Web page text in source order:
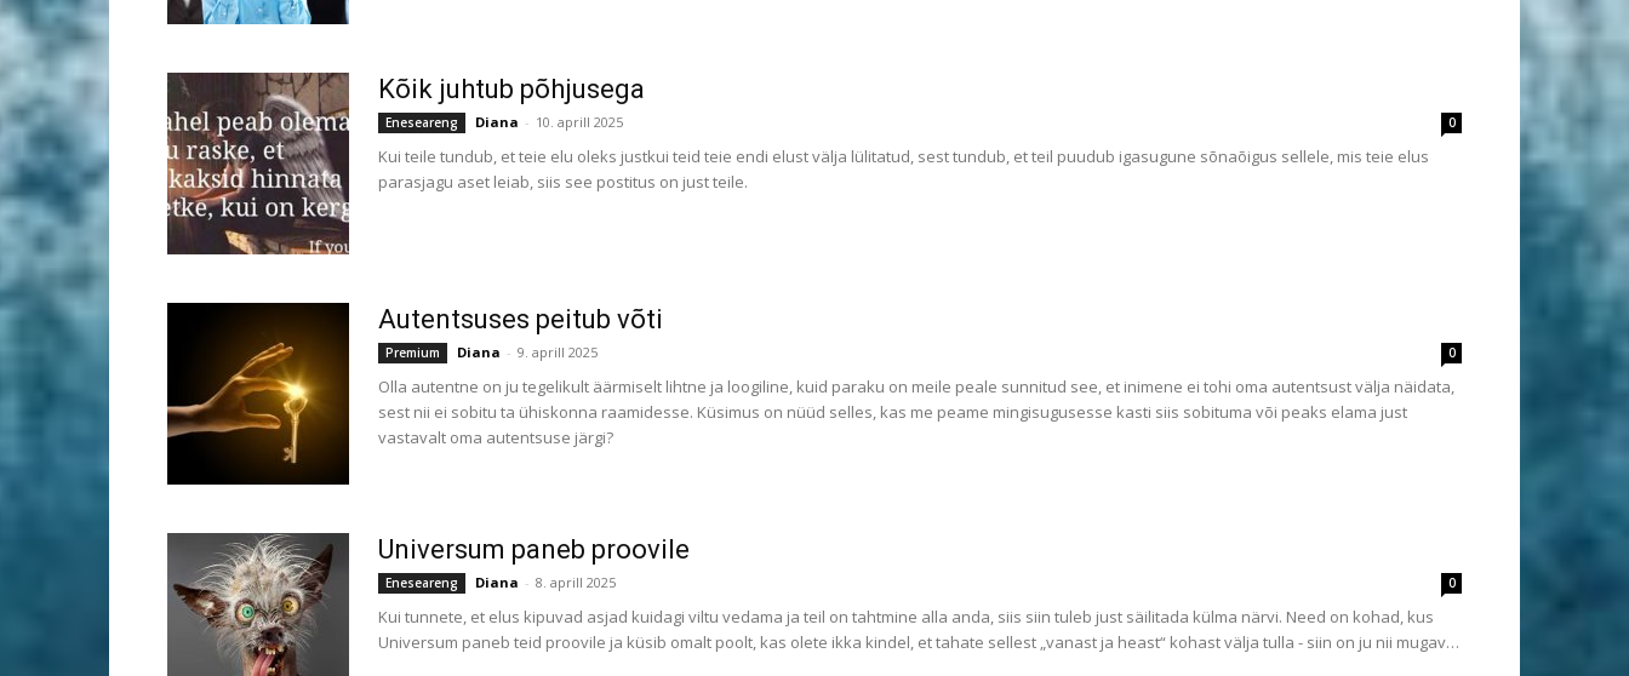
Kõik juhtub põhjusega
Eneseareng Diana - 10. aprill 2025 0
Kui teile tundub, et teie elu oleks justkui teid teie endi elust välja lülitatud, sest tundub, et teil puudub igasugune sõnaõigus sellele, mis teie elus
parasjagu aset leiab, siis see postitus on just teile.
Autentsuses peitub võti
Premium Diana - 9. aprill 2025 0
Olla autentne on ju tegelikult äärmiselt lihtne ja loogiline, kuid paraku on meile peale sunnitud see, et inimene ei tohi oma autentsust välja näidata,
sest nii ei sobitu ta ühiskonna raamidesse. Küsimus on nüüd selles, kas me peame mingisugusesse kasti siis sobituma või peaks elama just
vastavalt oma autentsuse järgi?
Universum paneb proovile
Eneseareng Diana - 8. aprill 2025 0
Kui tunnete, et elus kipuvad asjad kuidagi viltu vedama ja teil on tahtmine alla anda, siis siin tuleb just säilitada külma närvi. Need on kohad, kus
Universum paneb teid proovile ja küsib omalt poolt, kas olete ikka kindel, et tahate sellest „vanast ja heast“ kohast välja tulla - siin on ju nii mugav…